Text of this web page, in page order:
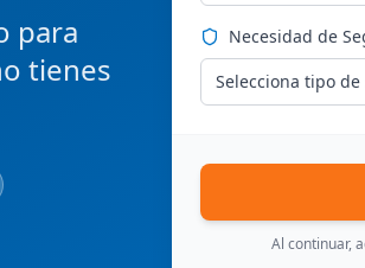
para
tienes
Necesidad de
Selecciona tipo
Al continuar,